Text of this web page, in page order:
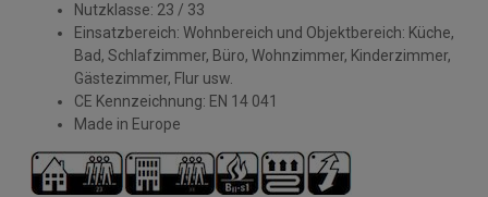
Nutzklasse: 23 / 33
Einsatzbereich: Wohnbereich und Objektbereich: Küche,
Bad, Schlafzimmer, Büro, Wohnzimmer, Kinderzimmer,
Gästezimmer, Flur usw.
CE Kennzeichnung: EN 14 041
Made in Europe